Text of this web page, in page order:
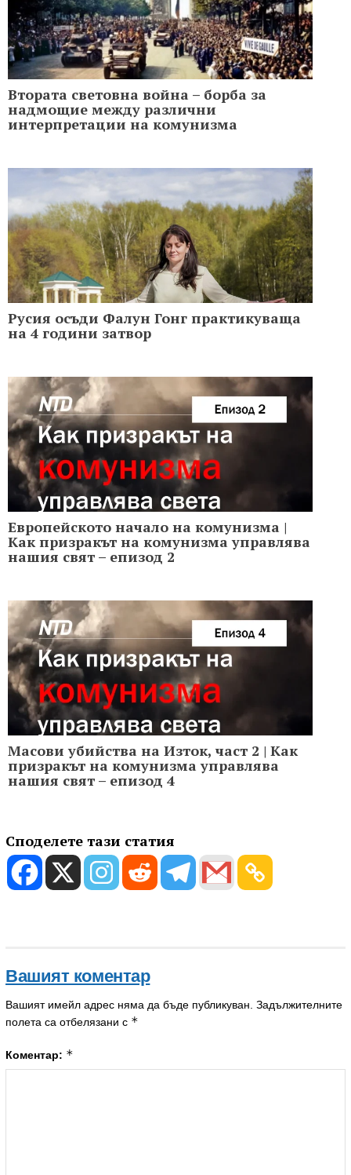
Втората световна война – борба за
надмощие между различни
интерпретации на комунизма
Русия осъди Фалун Гонг практикуваща
на 4 години затвор
Европейското начало на комунизма |
Как призракът на комунизма управлява
нашия свят – епизод 2
Масови убийства на Изток, част 2 | Как
призракът на комунизма управлява
нашия свят – епизод 4
Споделете тази статия
Вашият коментар
Вашият имейл адрес няма да бъде публикуван. Задължителните
полета са отбелязани с *
Коментар: *